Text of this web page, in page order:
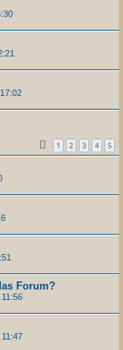
1 2 3 4 5
Forum?